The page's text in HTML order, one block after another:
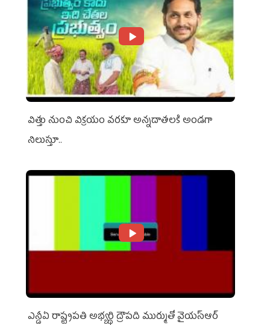
విత్తు నుంచి విక్రయం వరకూ అన్నదాతలకి అండగా
నిలుస్తూ..
ఎన్డీఏ రాష్ట్ర‌ప‌తి అభ్య‌ర్థి ద్రౌప‌ది ముర్ముతో వైయ‌స్ఆర్